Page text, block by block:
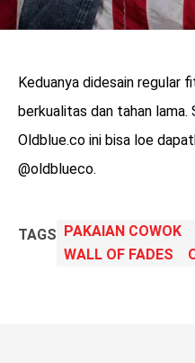
Keduanya didesain regular
berkualitas dan tahan
Oldblue.co ini bisa loe
@oldblueco.
TAGS PAKAIAN COWOK
WALL OF FADES